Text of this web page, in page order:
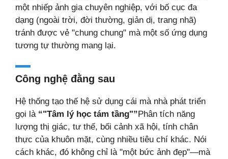
một nhiếp ảnh gia chuyên nghiệp, với bố cục đa
dạng (ngoài trời, đời thường, giản dị, trang nhã)
tránh được vẻ "chung chung" mà một số ứng dụng
tương tự thường mang lại.
Công nghệ đằng sau
Hệ thống tạo thế hệ sử dụng cái mà nhà phát triển
gọi là “"Tâm lý học tám tầng"”Phân tích năng
lượng thị giác, tư thế, bối cảnh xã hội, tính chân
thực của khuôn mặt, cùng nhiều tiêu chí khác. Nói
cách khác, đó không chỉ là "một bức ảnh đẹp"—mà